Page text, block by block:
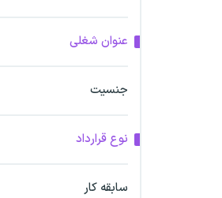
اراک
اردبیل
عنوان شغلی
جنسیت
نوع قرارداد
سابقه کار